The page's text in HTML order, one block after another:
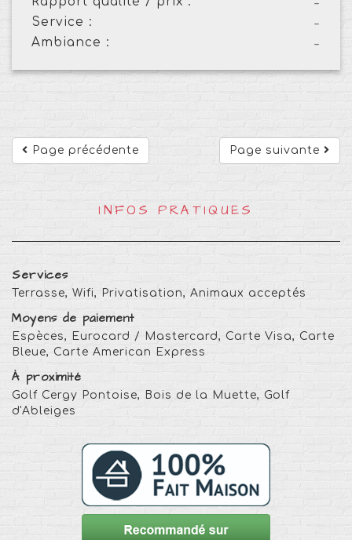
-
Service :
-
Ambiance :
Page suivante
Page précédente
INFOS PRATIQUES
Services
Terrasse, Wifi, Privatisation, Animaux acceptés
Moyens de paiement
Espèces, Eurocard / Mastercard, Carte Visa, Carte
Bleue, Carte American Express
À proximité
Golf Cergy Pontoise, Bois de la Muette, Golf
d'Ableiges